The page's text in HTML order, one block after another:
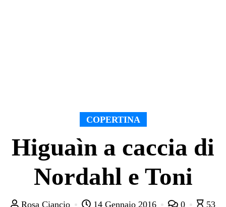
COPERTINA
Higuaìn a caccia di
Nordahl e Toni
Rosa Ciancio 14 Gennaio 2016 0
53